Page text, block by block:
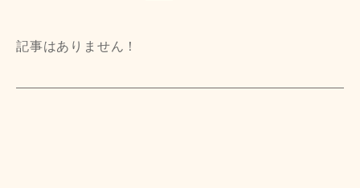
記事はありません！